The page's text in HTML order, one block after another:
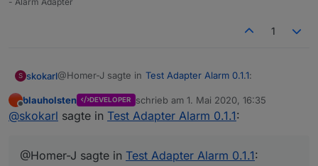
1
S skokarl@Homer-J sagte in Test Adapter Alarm 0.1.1:
Hallo @ blauholstenDie Sprachausgabe macht ja
soll heißen eigentlich brauche ich wenn ich die
dauernd hören wenn sich z.B. der Warn Status ändert.
Offline
blauholsten DEVELOPER schrieb am 1. Mai 2020, 16:35
zuletzt editiert von
@skokarl sagte in Test Adapter Alarm 0.1.1:
@Homer-J sagte in Test Adapter Alarm 0.1.1: